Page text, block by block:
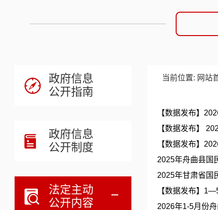
政府信息
公开指南
政府信息
公开制度
法定主动
公开内容
当前位置: 网站
【数据发布】
【数据发布】
【数据发布】
2025年舟曲县国
2025年甘肃省国
【数据发布】
2026年1-5月份